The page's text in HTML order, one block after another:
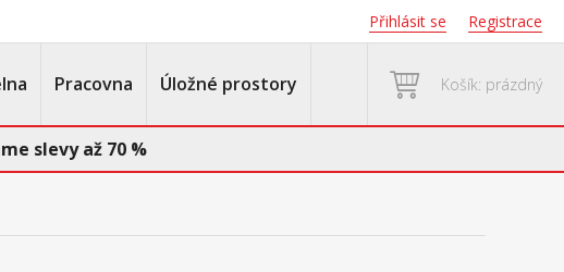
Přihlásit se Registrace
Pracovna Úložné prostory Košík: prázdný
slevy až 70 %